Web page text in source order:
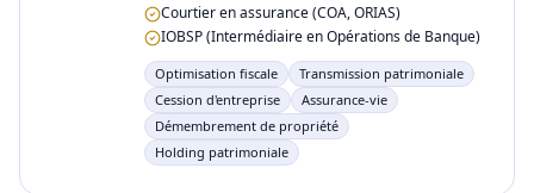
Courtier en assurance (COA, ORIAS)
IOBSP (Intermédiaire en Opérations de Banque)
Optimisation fiscale
Transmission patrimoniale
Cession d'entreprise
Assurance-vie
Démembrement de propriété
Holding patrimoniale